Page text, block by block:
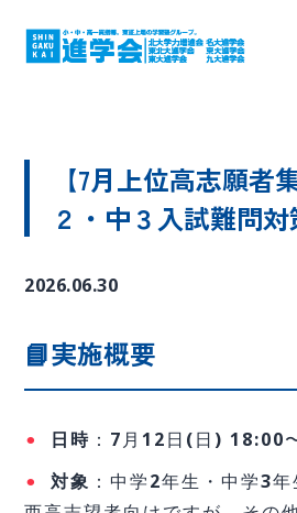
【7月上位高志願者
２・中３入試難問対
2026.06.30
📘実施概要
日時 ：7月12日(日) 18:00
対象 ：中学2年生・中学3